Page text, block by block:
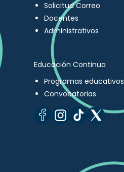
Solicitud Correo
Docentes
Administrativos
Educación Continua
Programas educativos
Convocatorias